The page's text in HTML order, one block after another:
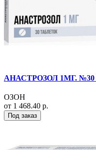
АНАСТРОЗОЛ 1МГ.
ОЗОН
от 1 468.40 р.
Под заказ